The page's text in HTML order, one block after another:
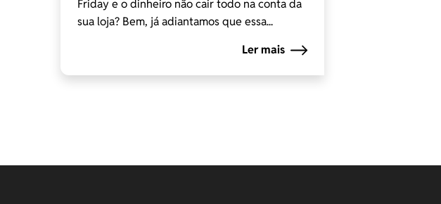
Friday e o dinheiro não cair todo na conta da
sua loja? Bem, já adiantamos que essa...
Ler mais